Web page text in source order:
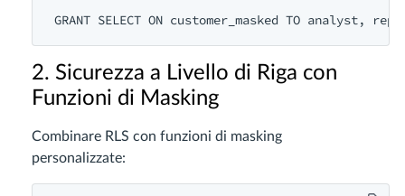
2. Sicurezza a Livello di Riga con
Funzioni di Masking
Combinare RLS con funzioni di masking
personalizzate: